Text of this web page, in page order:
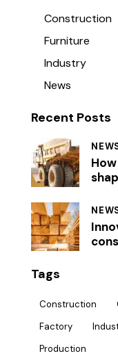
Construction
Furniture
Industry
News
Recent Posts
Tags
Construction
Factory
Production